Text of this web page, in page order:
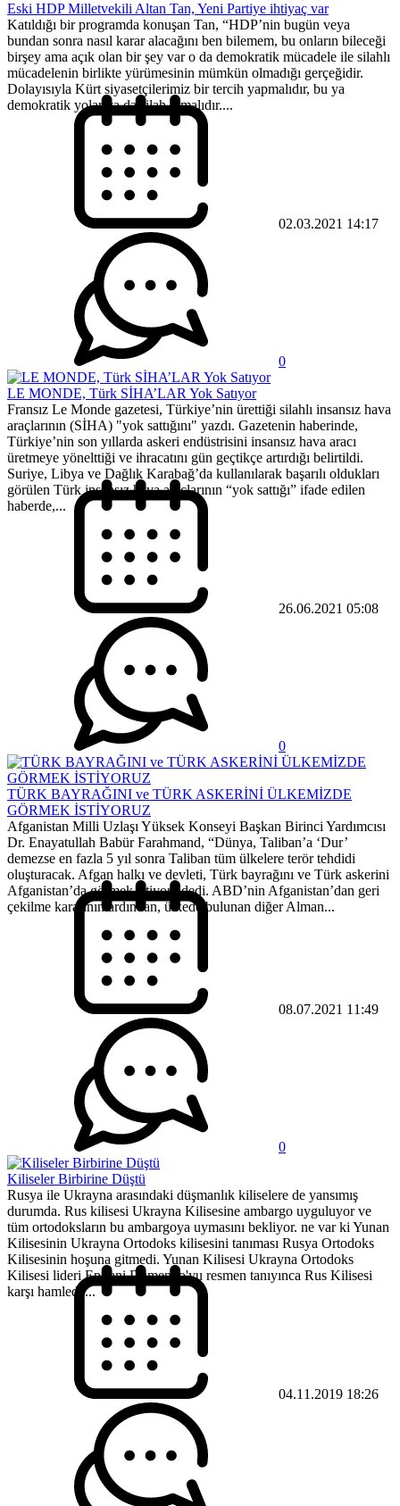
Eski HDP Milletvekili Altan Tan, Yeni Partiye ihtiyaç var
Katıldığı bir programda konuşan Tan, “HDP’nin bugün veya
bundan sonra nasıl karar alacağını ben bilemem, bu onların bileceği
birşey ama açık olan bir şey var o da demokratik mücadele ile silahlı
mücadelenin birlikte yürümesinin mümkün olmadığı gerçeğidir.
Dolayısıyla Kürt siyasetçilerimiz bir tercih yapmalıdır, bu ya
demokratik yolar ya da silah olmalıdır....
02.03.2021 14:17
0
LE MONDE, Türk SİHA’LAR Yok Satıyor
Fransız Le Monde gazetesi, Türkiye’nin ürettiği silahlı insansız hava
araçlarının (SİHA) "yok sattığını" yazdı. Gazetenin haberinde,
Türkiye’nin son yıllarda askeri endüstrisini insansız hava aracı
üretmeye yönelttiği ve ihracatını gün geçtikçe artırdığı belirtildi.
Suriye, Libya ve Dağlık Karabağ’da kullanılarak başarılı oldukları
görülen Türk insansız hava araçlarının “yok sattığı” ifade edilen
haberde,...
26.06.2021 05:08
0
TÜRK BAYRAĞINI ve TÜRK ASKERİNİ ÜLKEMİZDE
GÖRMEK İSTİYORUZ
Afganistan Milli Uzlaşı Yüksek Konseyi Başkan Birinci Yardımcısı
Dr. Enayatullah Babür Farahmand, “Dünya, Taliban’a ‘Dur’
demezse en fazla 5 yıl sonra Taliban tüm ülkelere terör tehdidi
oluşturacak. Afgan halkı ve devleti, Türk bayrağını ve Türk askerini
Afganistan’da görmek istiyor” dedi. ABD’nin Afganistan’dan geri
çekilme kararının ardından, ülkede bulunan diğer Alman...
08.07.2021 11:49
0
Kiliseler Birbirine Düştü
Rusya ile Ukrayna arasındaki düşmanlık kiliselere de yansımış
durumda. Rus kilisesi Ukrayna Kilisesine ambargo uyguluyor ve
tüm ortodoksların bu ambargoya uymasını bekliyor. ne var ki Yunan
Kilisesinin Ukrayna Ortodoks kilisesini tanıması Rusya Ortodoks
Kilisesinin hoşuna gitmedi. Yunan Kilisesi Ukrayna Ortodoks
Kilisesi lideri Epifani Dumenko'yu resmen tanıyınca Rus Kilisesi
karşı hamlede...
04.11.2019 18:26